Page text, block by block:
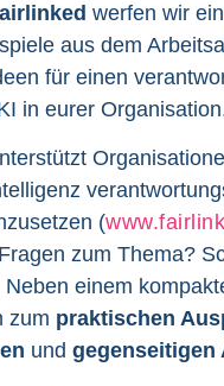
werfen wir
aus dem
für einen
in eurer
(
zum Thema?
einem
zum praktischen
und gegenseitigen